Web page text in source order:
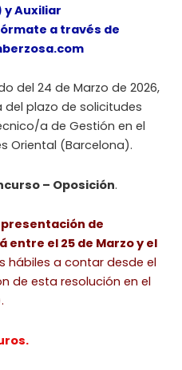
y Auxiliar
a través de
del 24 de Marzo de 2026,
plazo de solicitudes
a de Gestión en el
Oriental (Barcelona).
– Oposición.
presentación de
el 25 de Marzo y el
hábiles a contar desde el
de esta resolución en el